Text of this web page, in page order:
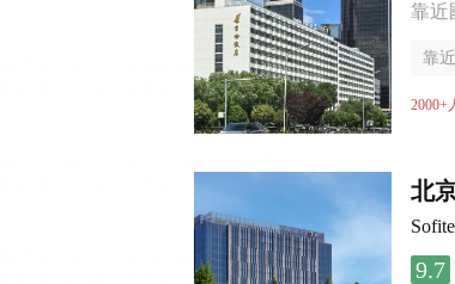
靠近
靠
無
2000+
北
9.7